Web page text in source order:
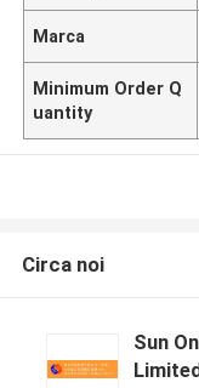
Marca
Minimum Order Q
uantity
Circa noi
Sun